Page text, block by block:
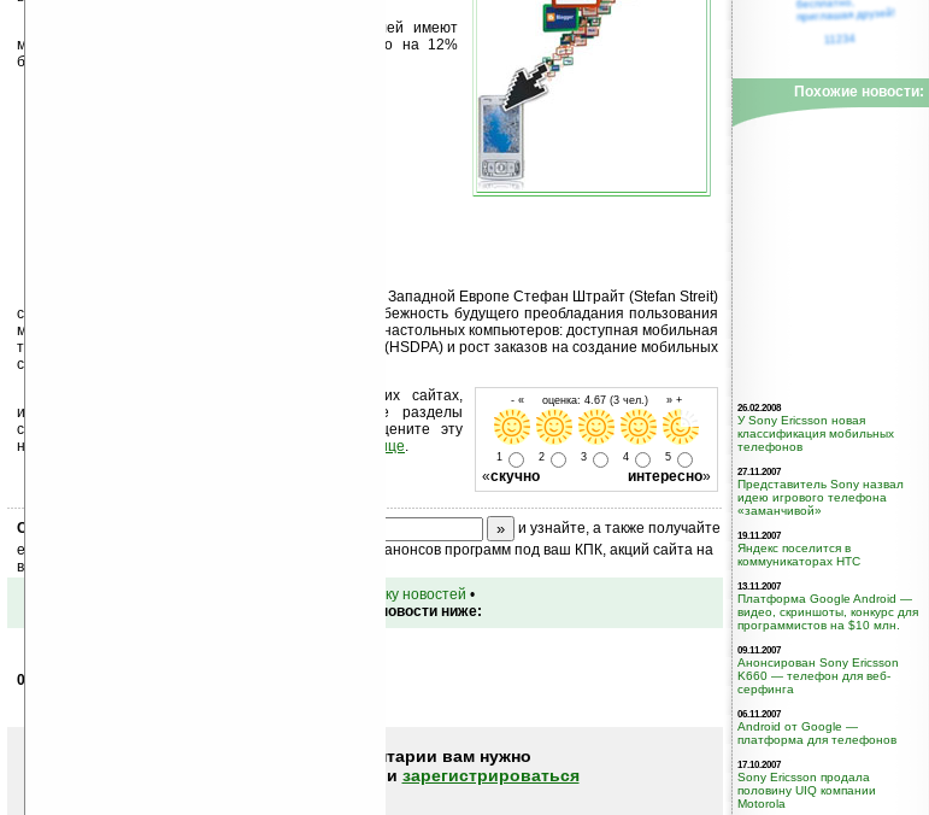
Отмечено, что более четверти пользователей имеют
мобильные телефоны с поддержкой 3G-сетей, что на 12%
больше, чем два года назад.
Вице-президент Sony Ericsson по маркетингу в Западной Европе Стефан Штрайт (Stefan Streit)
считает: «Есть три момента, подтверждающие неизбежность будущего преобладания пользования
мобильным интернетом над вэб-поиском с помощью настольных компьютеров: доступная мобильная
технология, высокоскоростной мобильный интернет (HSDPA) и рост заказов на создание мобильных
сайтов».
- « оценка: 4.67 (3 чел.) » +
1 2 3 4 5
«скучно интересно»
Устанавливайте линк на Ладошки на своих сайтах,
изучайте коммерческую информацию, посещайте разделы
сайта (форум, чат, новости, файлы, прочие). Оцените эту
новость и оставьте свой комментарий
ниже на странице.
Скоро
и узнайте, а также получайте
ежедневный или еженедельный дайджест новостей, анонсов программ под ваш КПК, акций сайта на
ваш почтовый ящик.
вернуться к списку новостей •
Обсуждение этой новости ниже:
04.03.2008
Чтобы писать комментарии вам нужно
или зарегистрироваться
приглашая друзей!
11234
Похожие новости:
26.02.2008
У Sony Ericsson новая
классификация мобильных
телефонов
27.11.2007
Представитель Sony назвал
идею игрового телефона
«заманчивой»
19.11.2007
Яндекс поселится в
коммуникаторах HTC
13.11.2007
Платформа Google Android —
видео, скриншоты, конкурс для
программистов на $10 млн.
09.11.2007
Анонсирован Sony Ericsson
K660 — телефон для веб-
серфинга
06.11.2007
Android от Google —
платформа для телефонов
17.10.2007
Sony Ericsson продала
половину UIQ компании
Motorola